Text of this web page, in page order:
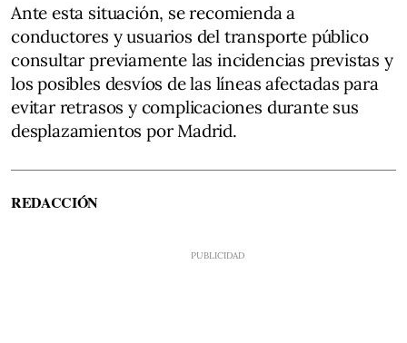
Ante esta situación, se recomienda a
conductores y usuarios del transporte público
consultar previamente las incidencias previstas y
los posibles desvíos de las líneas afectadas para
evitar retrasos y complicaciones durante sus
desplazamientos por Madrid.
REDACCIÓN